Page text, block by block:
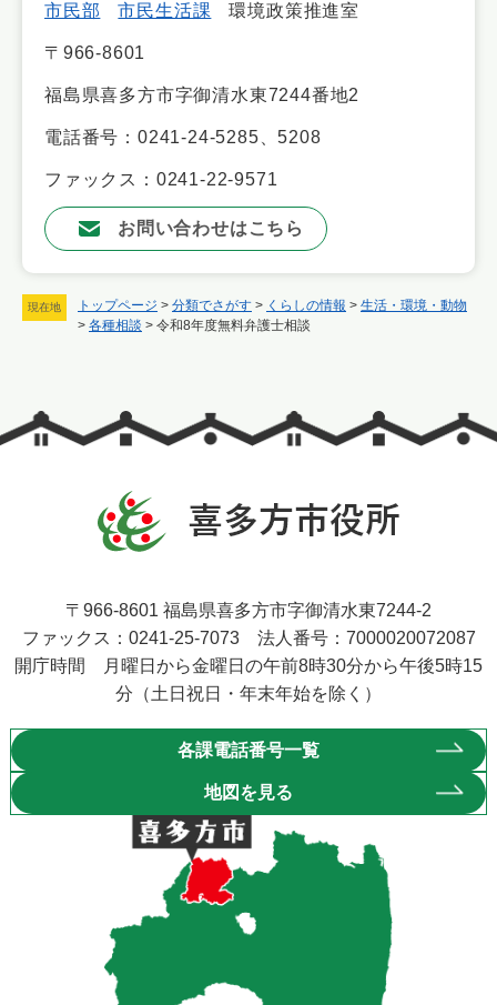
現在地 トップページ > 分類でさがす > くらしの情報 > 生活・環境・動物
> 各種相談 > 令和8年度無料弁護士相談
市民部 市民生活課 環境政策推進室
〒966-8601
福島県喜多方市字御清水東7244番地2
電話番号：0241-24-5285、5208
ファックス：0241-22-9571
お問い合わせはこちら
〒966-8601 福島県喜多方市字御清水東7244-2
ファックス：0241-25-7073 法人番号：7000020072087
開庁時間 月曜日から金曜日の午前8時30分から午後5時15
分（土日祝日・年末年始を除く）
各課電話番号一覧
地図を見る